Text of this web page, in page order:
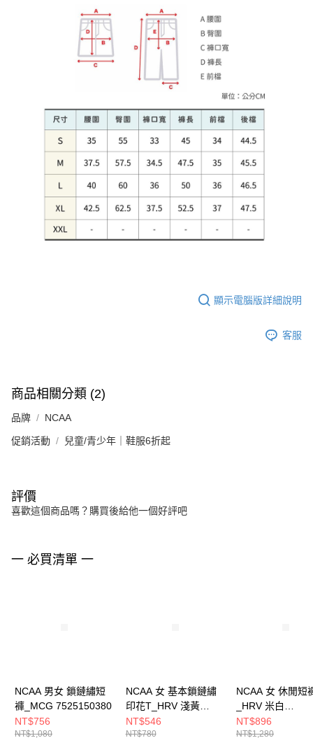
顯示電腦版詳細說明
客服
商品相關分類 (2)
品牌 NCAA
促銷活動 兒童/青少年｜鞋服6折起
評價
喜歡這個商品嗎？購買後給他一個好評吧
一 必買清單 一
NCAA 男女 鎖鏈繡短
褲_MCG 7525150380
NT$756
NT$1,080
NCAA 女 基本鎖鏈繡
印花T_HRV 淺黃
7522100861
NT$546
NT$780
NCAA 女 休閒短
_HRV 米白
7522150201
NT$896
NT$1,280